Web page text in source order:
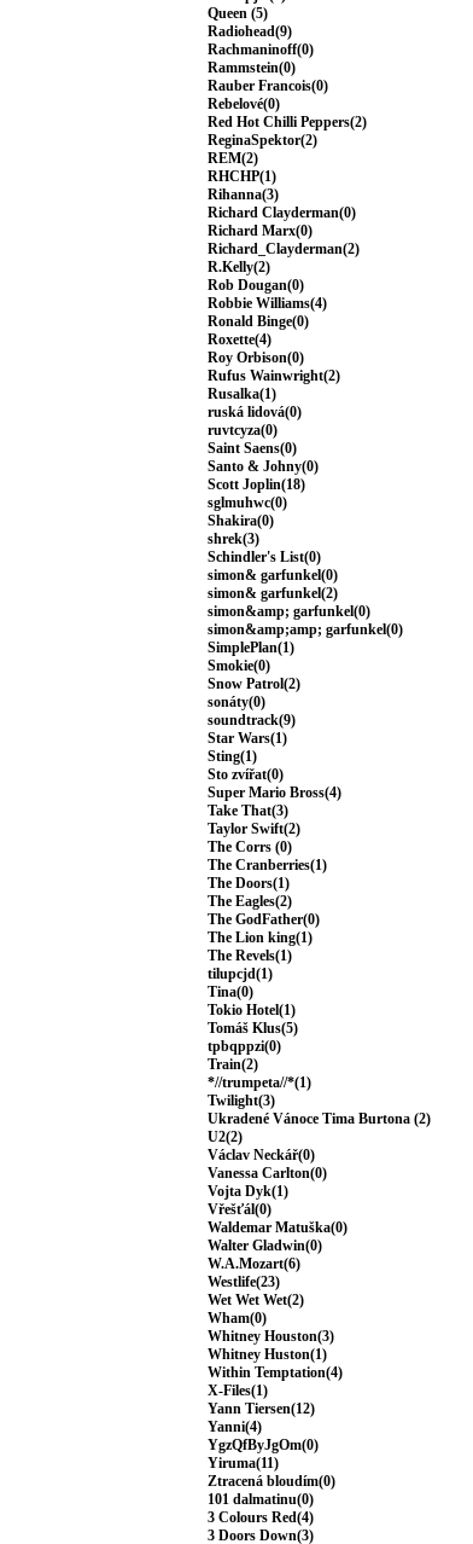
Queen (5)
Radiohead(9)
Rachmaninoff(0)
Rammstein(0)
Rauber Francois(0)
Rebelové(0)
Red Hot Chilli Peppers(2)
ReginaSpektor(2)
REM(2)
RHCHP(1)
Rihanna(3)
Richard Clayderman(0)
Richard Marx(0)
Richard_Clayderman(2)
R.Kelly(2)
Rob Dougan(0)
Robbie Williams(4)
Ronald Binge(0)
Roxette(4)
Roy Orbison(0)
Rufus Wainwright(2)
Rusalka(1)
ruská lidová(0)
ruvtcyza(0)
Saint Saens(0)
Santo & Johny(0)
Scott Joplin(18)
sglmuhwc(0)
Shakira(0)
shrek(3)
Schindler's List(0)
simon& garfunkel(0)
simon& garfunkel(2)
simon&amp; garfunkel(0)
simon&amp;amp; garfunkel(0)
SimplePlan(1)
Smokie(0)
Snow Patrol(2)
sonáty(0)
soundtrack(9)
Star Wars(1)
Sting(1)
Sto zvířat(0)
Super Mario Bross(4)
Take That(3)
Taylor Swift(2)
The Corrs (0)
The Cranberries(1)
The Doors(1)
The Eagles(2)
The GodFather(0)
The Lion king(1)
The Revels(1)
tilupcjd(1)
Tina(0)
Tokio Hotel(1)
Tomáš Klus(5)
tpbqppzi(0)
Train(2)
*//trumpeta//*(1)
Twilight(3)
Ukradené Vánoce Tima Burtona (2)
U2(2)
Václav Neckář(0)
Vanessa Carlton(0)
Vojta Dyk(1)
Vřešťál(0)
Waldemar Matuška(0)
Walter Gladwin(0)
W.A.Mozart(6)
Westlife(23)
Wet Wet Wet(2)
Wham(0)
Whitney Houston(3)
Whitney Huston(1)
Within Temptation(4)
X-Files(1)
Yann Tiersen(12)
Yanni(4)
YgzQfByJgOm(0)
Yiruma(11)
Ztracená bloudím(0)
101 dalmatinu(0)
3 Colours Red(4)
3 Doors Down(3)